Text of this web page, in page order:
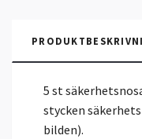
5 st
stycken
bilden).